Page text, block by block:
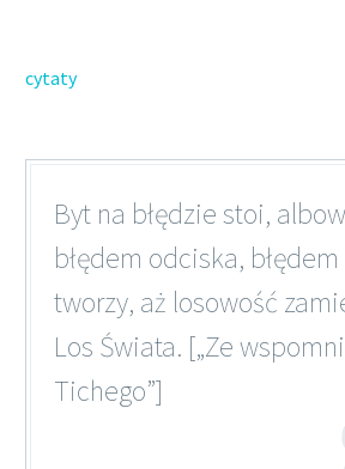
cytaty
Byt na błędzie stoi,
błędem odciska,
tworzy, aż losowość
Los Świata. [„Ze
Tichego”]